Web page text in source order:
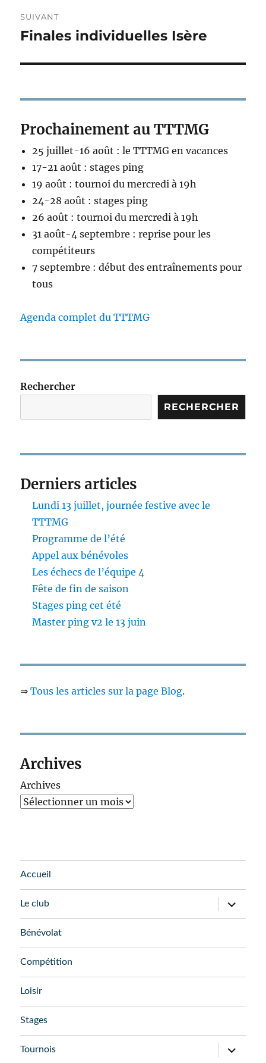
SUIVANT
Publication
Finales individuelles Isère
Prochainement au TTTMG
25 juillet-16 août : le TTTMG en vacances
17-21 août : stages ping
19 août : tournoi du mercredi à 19h
24-28 août : stages ping
26 août : tournoi du mercredi à 19h
31 août-4 septembre : reprise pour les
compétiteurs
7 septembre : début des entraînements pour
tous
Agenda complet du TTTMG
Rechercher
RECHERCHER
Derniers articles
Lundi 13 juillet, journée festive avec le
TTTMG
Programme de l’été
Appel aux bénévoles
Les échecs de l’équipe 4
Fête de fin de saison
Stages ping cet été
Master ping v2 le 13 juin
⇒Tous les articles sur la page Blog.
Archives
Archives
Accueil
Le club
ouvrir
le
sous-
Bénévolat
Compétition
Loisir
Stages
Tournois
ouvrir
le